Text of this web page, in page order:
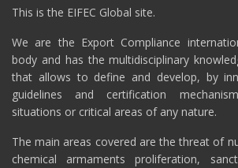
This is the EIFEC Global site.
We are the Export Compliance
body and has the multidisciplinary
that allows to define and develop, by
guidelines and certification
situations or critical areas of any nature.
The main areas covered are the threat of
chemical armaments proliferation,